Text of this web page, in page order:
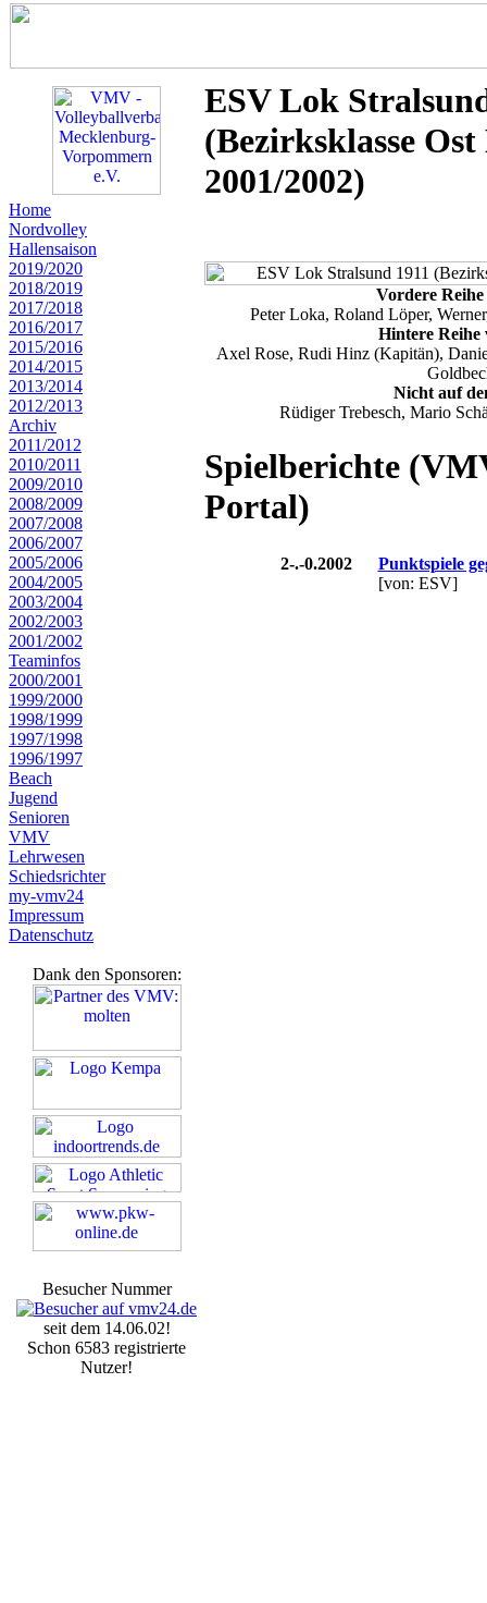
Home
Nordvolley
Hallensaison
2019/2020
2018/2019
2017/2018
2016/2017
2015/2016
2014/2015
2013/2014
2012/2013
Archiv
2011/2012
2010/2011
2009/2010
2008/2009
2007/2008
2006/2007
2005/2006
2004/2005
2003/2004
2002/2003
2001/2002
Teaminfos
2000/2001
1999/2000
1998/1999
1997/1998
1996/1997
Beach
Jugend
Senioren
VMV
Lehrwesen
Schiedsrichter
my-vmv24
Impressum
Datenschutz
Dank den Sponsoren:
Besucher Nummer
seit dem 14.06.02!
Schon 6583 registrierte
Nutzer!
ESV Lok
(Bezirksklasse
2001/2002)
Vordere
Peter Loka, Roland Löper,
Hintere Reihe
Axel Rose, Rudi Hinz (Kapitän),
Nicht auf
Rüdiger Trebesch, Mario
Spielberichte
Portal)
2-.-0.2002
Punktspiele
[von: ESV]